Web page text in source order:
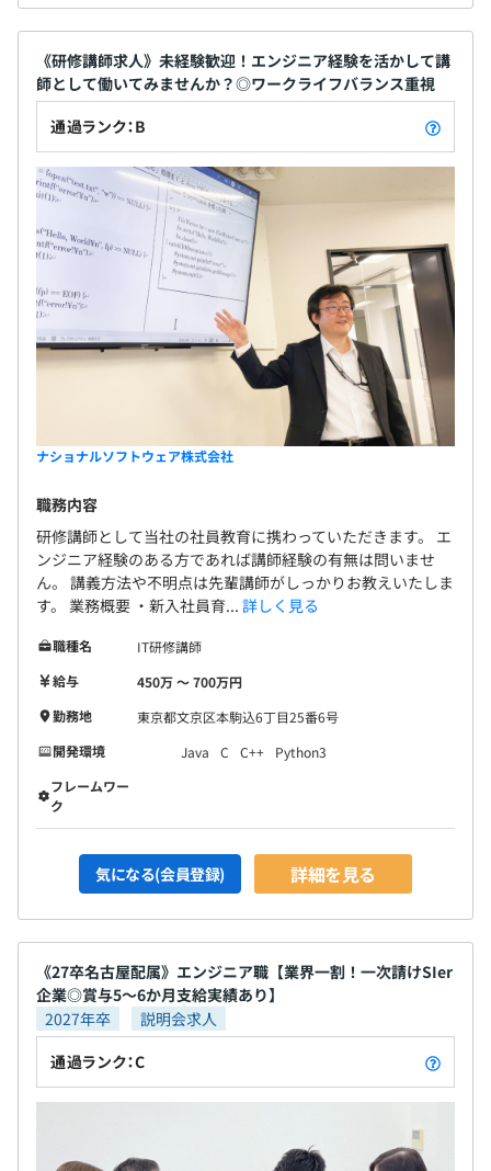
《研修講師求人》未経験歓迎！エンジニア経験を活かして講
師として働いてみませんか？◎ワークライフバランス重視
通過ランク：B
ナショナルソフトウェア株式会社
職務内容
研修講師として当社の社員教育に携わっていただきます。 エ
ンジニア経験のある方であれば講師経験の有無は問いませ
ん。 講義方法や不明点は先輩講師がしっかりお教えいたしま
す。 業務概要 ・新入社員育... 詳しく見る
職種名
IT研修講師
給与
450万 〜 700万円
勤務地
東京都文京区本駒込6丁目25番6号
開発環境
Java C C++
Python3
フレームワー
ク
気になる(会員登録) 詳細を見る
《27卒名古屋配属》エンジニア職【業界一割！一次請けSIer
企業◎賞与5～6か月支給実績あり】
2027年卒
説明会求人
通過ランク：C